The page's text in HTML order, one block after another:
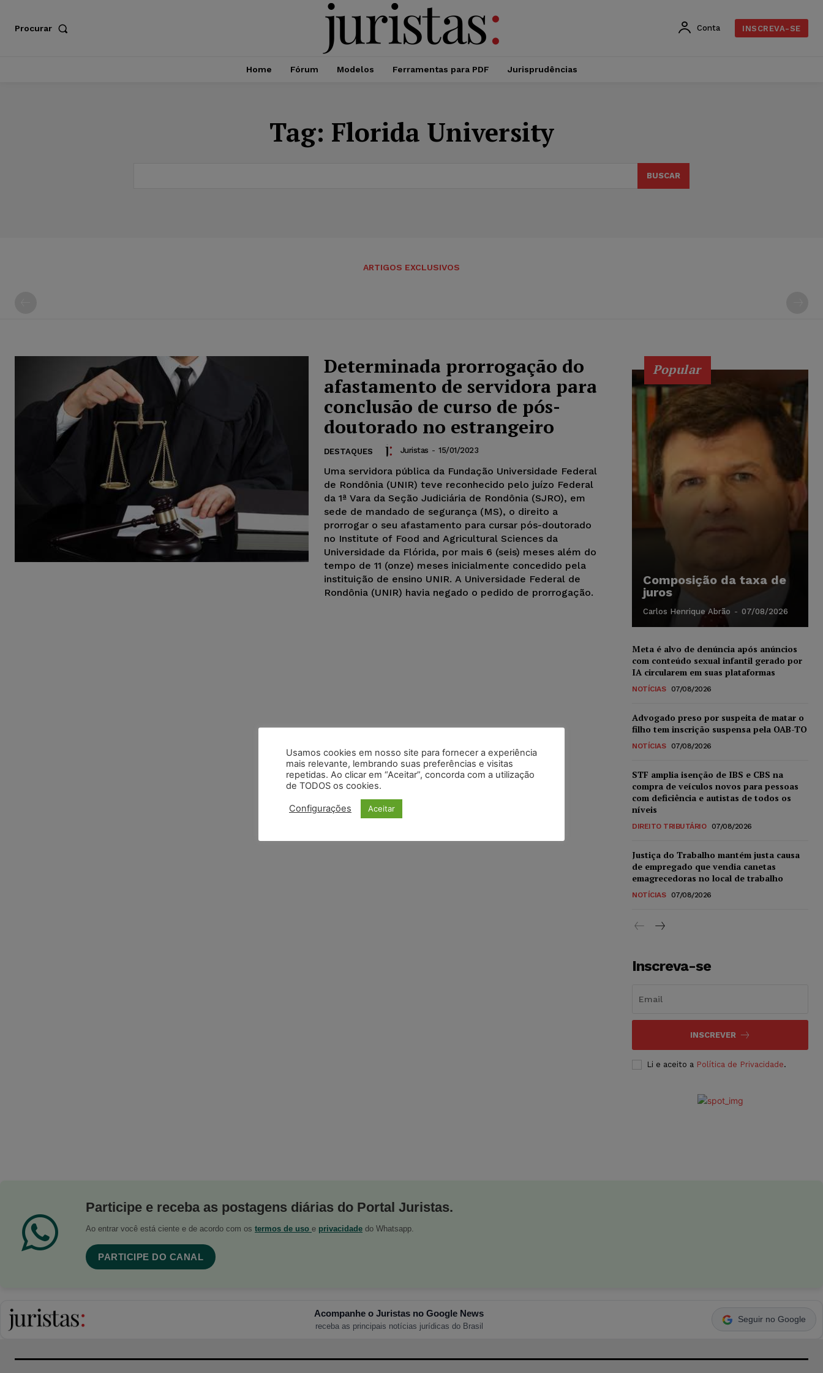
Procurar Conta INSCREVA-SE
Home Fórum Modelos Ferramentas para PDF Jurisprudências
Tag: Florida University
BUSCAR
ARTIGOS EXCLUSIVOS
Determinada prorrogação do
afastamento de servidora para
conclusão de curso de pós-
doutorado no estrangeiro
DESTAQUES Juristas - 15/01/2023
Uma servidora pública da Fundação Universidade Federal
de Rondônia (UNIR) teve reconhecido pelo juízo Federal
da 1ª Vara da Seção Judiciária de Rondônia (SJRO), em
sede de mandado de segurança (MS), o direito a
prorrogar o seu afastamento para cursar pós-doutorado
no Institute of Food and Agricultural Sciences da
Universidade da Flórida, por mais 6 (seis) meses além do
tempo de 11 (onze) meses inicialmente concedido pela
instituição de ensino UNIR. A Universidade Federal de
Rondônia (UNIR) havia negado o pedido de prorrogação.
Popular
Composição da taxa de
juros
Carlos Henrique Abrão - 07/08/2026
Meta é alvo de denúncia após anúncios
com conteúdo sexual infantil gerado por
IA circularem em suas plataformas
NOTÍCIAS 07/08/2026
Advogado preso por suspeita de matar o
filho tem inscrição suspensa pela OAB-TO
NOTÍCIAS 07/08/2026
STF amplia isenção de IBS e CBS na
compra de veículos novos para pessoas
com deficiência e autistas de todos os
níveis
DIREITO TRIBUTÁRIO 07/08/2026
Justiça do Trabalho mantém justa causa
de empregado que vendia canetas
emagrecedoras no local de trabalho
NOTÍCIAS 07/08/2026
Inscreva-se
INSCREVER
Li e aceito a Política de Privacidade.
Participe e receba as postagens diárias do Portal Juristas.
Ao entrar você está ciente e de acordo com os termos de uso e privacidade do Whatsapp.
PARTICIPE DO CANAL
Acompanhe o Juristas no Google News
receba as principais notícias jurídicas do Brasil
Seguir no Google
Usamos cookies em nosso site para fornecer a experiência
mais relevante, lembrando suas preferências e visitas
repetidas. Ao clicar em “Aceitar”, concorda com a utilização
de TODOS os cookies.
Configurações Aceitar